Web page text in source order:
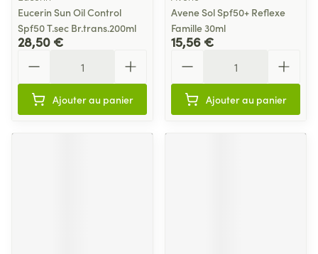
Eucerin Sun Oil Control
Spf50 T.sec Br.trans.200ml
28,50 €
Ajouter au panier
Avene Sol Spf50+ Reflexe
Famille 30ml
15,56 €
Ajouter au panier